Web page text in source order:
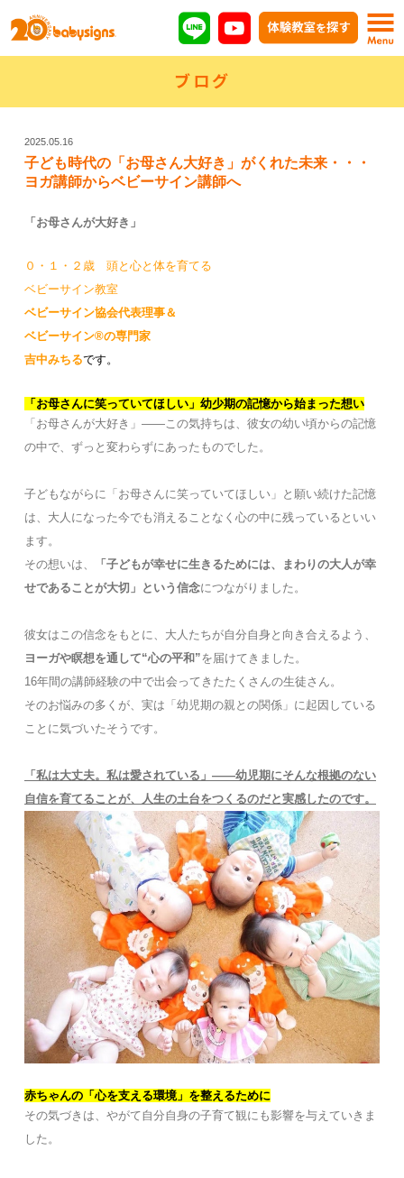
ブログ
2025.05.16
子ども時代の「お母さん大好き」がくれた未来・・・
ヨガ講師からベビーサイン講師へ
「お母さんが大好き」
０・１・２歳 頭と心と体を育てる
ベビーサイン教室
ベビーサイン協会代表理事＆
ベビーサイン®の専門家
吉中みちるです。
「お母さんに笑っていてほしい」幼少期の記憶から始まった想い
「お母さんが大好き」――この気持ちは、彼女の幼い頃からの記憶
の中で、ずっと変わらずにあったものでした。
子どもながらに「お母さんに笑っていてほしい」と願い続けた記憶
は、大人になった今でも消えることなく心の中に残っているといい
ます。
その想いは、
「子どもが幸せに生きるためには、まわりの大人が幸
せであることが大切」という信念につながりました。
彼女はこの信念をもとに、大人たちが自分自身と向き合えるよう、
ヨーガや瞑想を通して“心の平和”を届けてきました。
16年間の講師経験の中で出会ってきたたくさんの生徒さん。
そのお悩みの多くが、実は「幼児期の親との関係」に起因している
ことに気づいたそうです。
「私は大丈夫。私は愛されている」――幼児期にそんな根拠のない
自信を育てることが、人生の土台をつくるのだと実感したのです。
赤ちゃんの「心を支える環境」を整えるために
その気づきは、やがて自分自身の子育て観にも影響を与えていきま
した。